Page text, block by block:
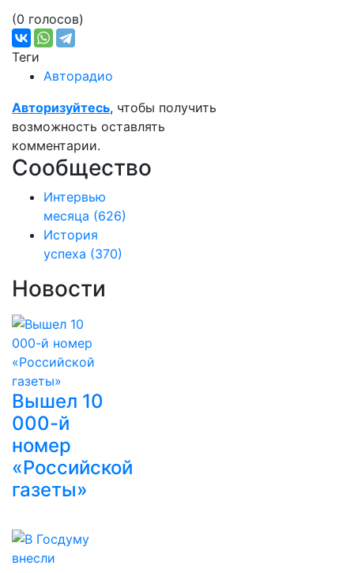
(0 голосов)
Теги
Авторадио
Авторизуйтесь, чтобы получить
возможность оставлять
комментарии.
Сообщество
Интервью
месяца (626)
История
успеха (370)
Новости
Вышел 10
000-й
номер
«Российской
газеты»